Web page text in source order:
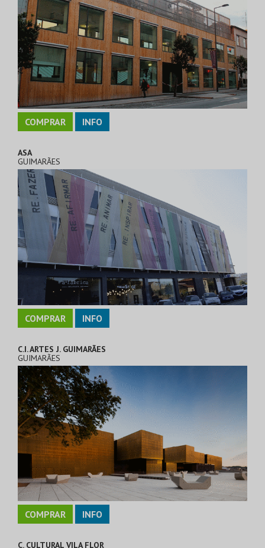
COMPRAR INFO
ASA
GUIMARÃES
COMPRAR INFO
C.I. ARTES J. GUIMARÃES
GUIMARÃES
COMPRAR INFO
C. CULTURAL VILA FLOR